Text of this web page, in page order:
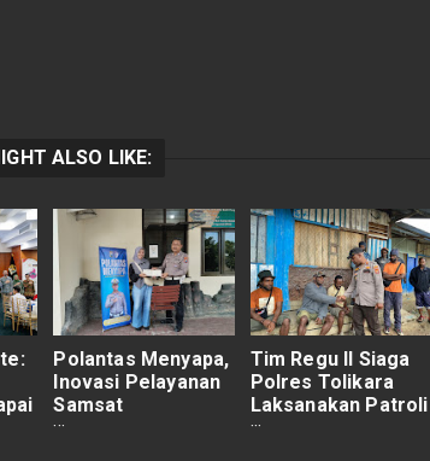
ALSO LIKE:
Polantas Menyapa,
Inovasi Pelayanan
Samsat
Probolinggo
Tim Regu II Siaga
Polres Tolikara
Laksanakan Patroli
Kamtibmas di